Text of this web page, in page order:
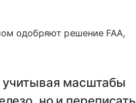
одобряют решение FAA,
масштабы